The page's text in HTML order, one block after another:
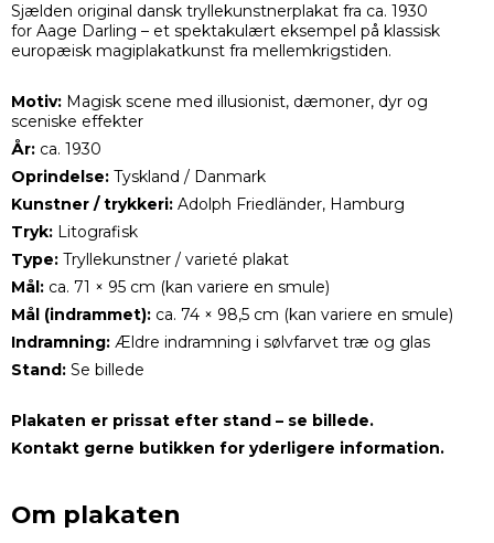
Sjælden original dansk tryllekunstnerplakat fra ca. 1930
for Aage Darling – et spektakulært eksempel på klassisk
europæisk magiplakatkunst fra mellemkrigstiden.
Motiv: Magisk scene med illusionist, dæmoner, dyr og
sceniske effekter
År: ca. 1930
Oprindelse: Tyskland / Danmark
Kunstner / trykkeri: Adolph Friedländer, Hamburg
Tryk: Litografisk
Type: Tryllekunstner / varieté plakat
Mål: ca. 71 × 95 cm (kan variere en smule)
Mål (indrammet): ca. 74 × 98,5 cm (kan variere en smule)
Indramning: Ældre indramning i sølvfarvet træ og glas
Stand: Se billede
Plakaten er prissat efter stand – se billede.
Kontakt gerne butikken for yderligere information.
Om plakaten